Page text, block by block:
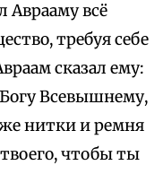
Аврааму всё
требуя себе
сказал ему:
Всевышнему,
нитки и ремня
чтобы ты